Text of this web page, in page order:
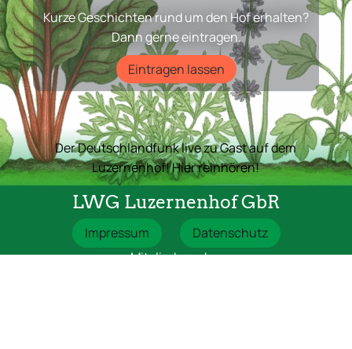
Kurze Geschichten rund um den Hof erhalten?
Dann gerne eintragen.
Eintragen lassen
Der Deutschlandfunk live zu Gast auf dem
Luzernenhof! Hier reinhören!
LWG Luzernenhof GbR
Impressum
Datenschutz
Mitglied werden